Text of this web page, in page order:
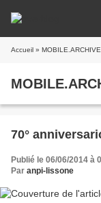
Accueil »
70°
Publié le 06/06/2014 à
Par anpi-lissone